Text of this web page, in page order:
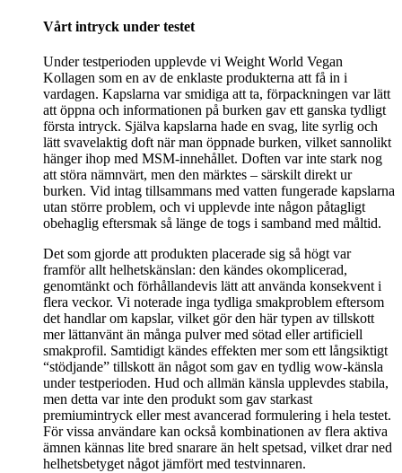
Vårt intryck under testet
Under testperioden upplevde vi Weight World Vegan
Kollagen som en av de enklaste produkterna att få in i
vardagen. Kapslarna var smidiga att ta, förpackningen var lätt
att öppna och informationen på burken gav ett ganska tydligt
första intryck. Själva kapslarna hade en svag, lite syrlig och
lätt svavelaktig doft när man öppnade burken, vilket sannolikt
hänger ihop med MSM-innehållet. Doften var inte stark nog
att störa nämnvärt, men den märktes – särskilt direkt ur
burken. Vid intag tillsammans med vatten fungerade kapslarna
utan större problem, och vi upplevde inte någon påtagligt
obehaglig eftersmak så länge de togs i samband med måltid.
Det som gjorde att produkten placerade sig så högt var
framför allt helhetskänslan: den kändes okomplicerad,
genomtänkt och förhållandevis lätt att använda konsekvent i
flera veckor. Vi noterade inga tydliga smakproblem eftersom
det handlar om kapslar, vilket gör den här typen av tillskott
mer lättanvänt än många pulver med sötad eller artificiell
smakprofil. Samtidigt kändes effekten mer som ett långsiktigt
“stödjande” tillskott än något som gav en tydlig wow-känsla
under testperioden. Hud och allmän känsla upplevdes stabila,
men detta var inte den produkt som gav starkast
premiumintryck eller mest avancerad formulering i hela testet.
För vissa användare kan också kombinationen av flera aktiva
ämnen kännas lite bred snarare än helt spetsad, vilket drar ned
helhetsbetyget något jämfört med testvinnaren.